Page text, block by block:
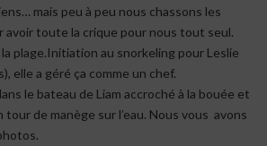
mais peu à peu nous chassons les
avoir toute la crique pour nous tout seul.
plage.Initiation au snorkeling pour Leslie
elle a géré ça comme un chef.
le bateau de Liam accroché à la bouée et
tour de manège sur l’eau. Nous vous avons